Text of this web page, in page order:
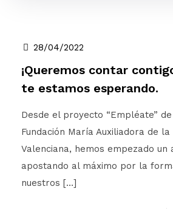
28/04/2022
¡Queremos contar
te estamos esperando.
Desde el proyecto “Empléate”
Fundación María Auxiliadora de la
Valenciana, hemos empezado un
apostando al máximo por la
nuestros […]